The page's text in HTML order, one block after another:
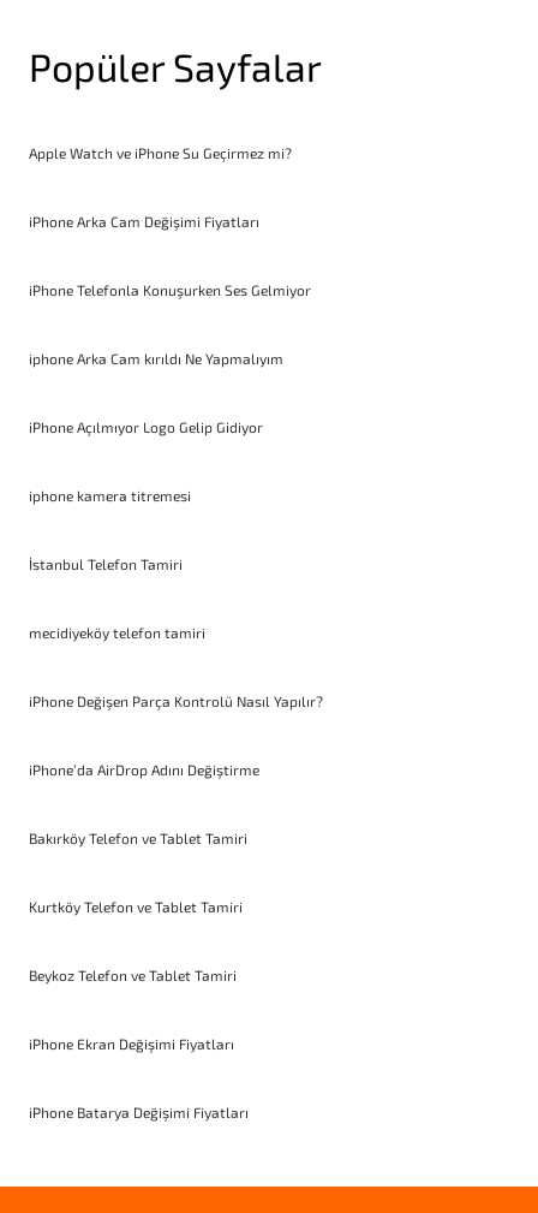
Popüler Sayfalar
Apple Watch ve iPhone Su Geçirmez mi?
iPhone Arka Cam Değişimi Fiyatları
iPhone Telefonla Konuşurken Ses Gelmiyor
iphone Arka Cam kırıldı Ne Yapmalıyım
iPhone Açılmıyor Logo Gelip Gidiyor
iphone kamera titremesi
İstanbul Telefon Tamiri
mecidiyeköy telefon tamiri
iPhone Değişen Parça Kontrolü Nasıl Yapılır?
iPhone’da AirDrop Adını Değiştirme
Bakırköy Telefon ve Tablet Tamiri
Kurtköy Telefon ve Tablet Tamiri
Beykoz Telefon ve Tablet Tamiri
iPhone Ekran Değişimi Fiyatları
iPhone Batarya Değişimi Fiyatları